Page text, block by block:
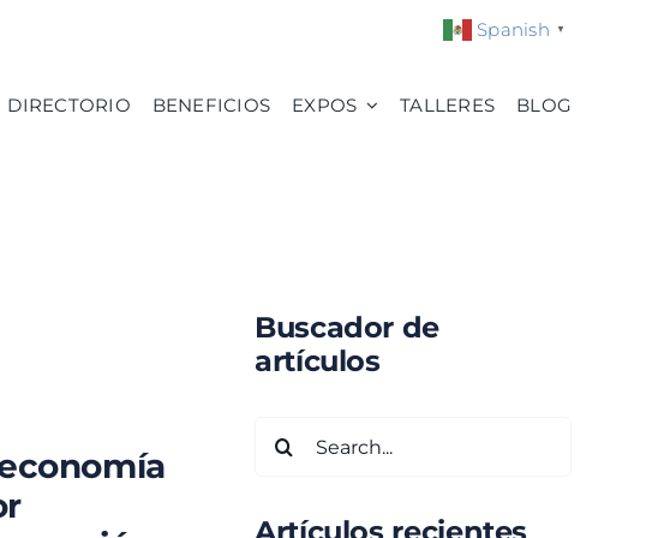
Spanish ▼
DIRECTORIO BENEFICIOS EXPOS TALLERES BLOG
Buscador de
artículos